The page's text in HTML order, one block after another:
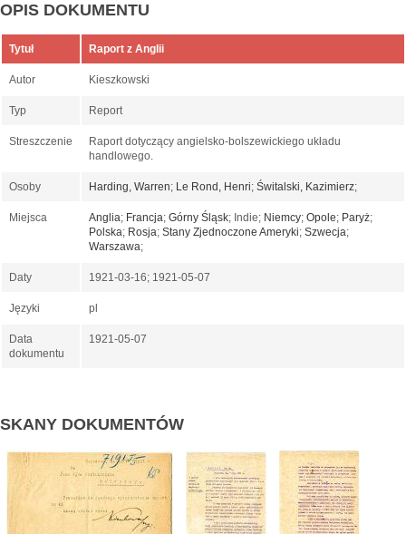
OPIS DOKUMENTU
Tytuł Raport z Anglii
Autor Kieszkowski
Typ Report
Streszczenie
Raport dotyczący angielsko-bolszewickiego układu
handlowego.
Osoby Harding, Warren; Le Rond, Henri; Świtalski, Kazimierz;
Miejsca Anglia; Francja; Górny Śląsk; Indie; Niemcy; Opole; Paryż;
Polska; Rosja; Stany Zjednoczone Ameryki; Szwecja;
Warszawa;
Daty 1921-03-16; 1921-05-07
Języki pl
Data
dokumentu
1921-05-07
SKANY DOKUMENTÓW